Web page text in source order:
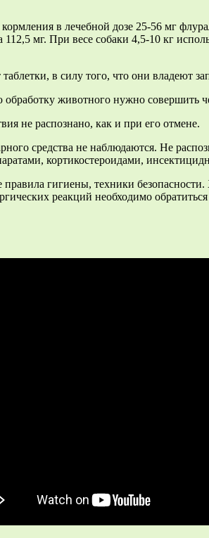
в лечебной дозе 25-56 мг
112,5 мг. При весе собаки 4,5-10 кг
в силу того, что они владеют
животного нужно совершить
не распознано, как и при его отмене.
средства не наблюдаются. Не
кортикостероидами,
гигиены, техники
реакций необходимо